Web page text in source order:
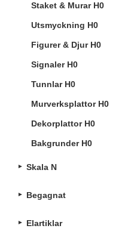
Staket & Murar H0
Utsmyckning H0
Figurer & Djur H0
Signaler H0
Tunnlar H0
Murverksplattor H0
Dekorplattor H0
Bakgrunder H0
Skala N
Begagnat
Elartiklar